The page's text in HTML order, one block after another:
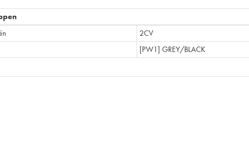
2CV
[PW1] GREY/BLACK